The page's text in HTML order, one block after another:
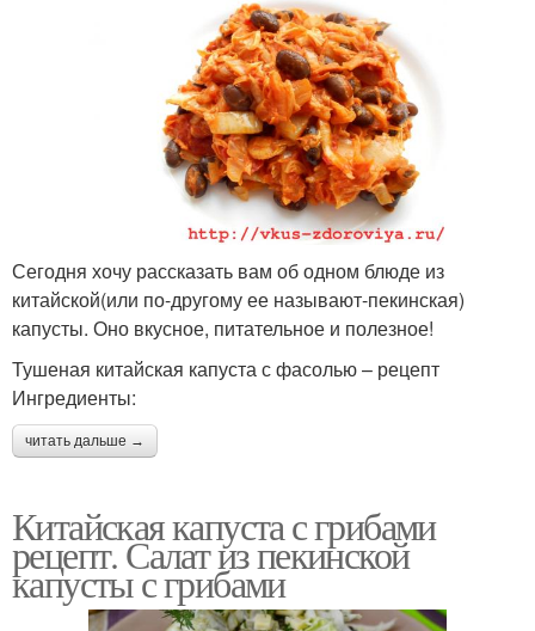
Сегодня хочу рассказать вам об одном блюде из
китайской(или по-другому ее называют-пекинская)
капусты. Оно вкусное, питательное и полезное!
Тушеная китайская капуста с фасолью – рецепт
Ингредиенты:
читать дальше →
Китайская капуста с грибами
рецепт. Салат из пекинской
капусты с грибами